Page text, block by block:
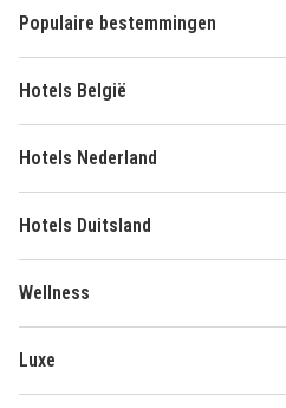
Populaire bestemmingen
Hotels België
Hotels Nederland
Hotels Duitsland
Wellness
Luxe